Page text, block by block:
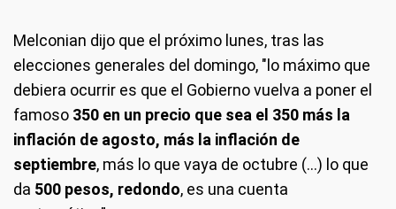
Melconian dijo que el próximo lunes, tras las
elecciones generales del domingo, "lo máximo que
debiera ocurrir es que el Gobierno vuelva a poner el
famoso 350 en un precio que sea el 350 más la
inflación de agosto, más la inflación de
septiembre, más lo que vaya de octubre (...) lo que
da 500 pesos, redondo, es una cuenta